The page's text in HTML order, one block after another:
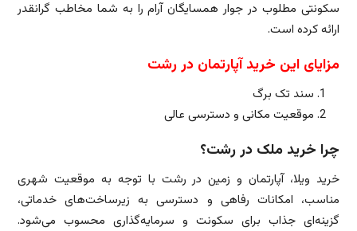
سکونتی مطلوب در جوار همسایگان آرام را به شما مخاطب گرانقدر
ارائه کرده است.
مزایای این خریدآپارتمان در رشت
سند تک برگ
موقعیت مکانی و دسترسی عالی
چرا خرید ملک در رشت؟
خرید ویلا، آپارتمان و زمین در رشت با توجه به موقعیت شهری
مناسب، امکانات رفاهی و دسترسی به زیرساخت‌های خدماتی،
گزینه‌ای جذاب برای سکونت و سرمایه‌گذاری محسوب می‌شود.